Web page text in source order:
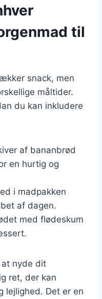
til
snack, men
måltider.
du kan inkludere
af bananbrød
en hurtig og
i madpakken
af dagen.
med flødeskum
nyde dit
ret, der kan
lejlighed. Det er en